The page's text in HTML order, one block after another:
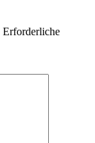
Erforderliche